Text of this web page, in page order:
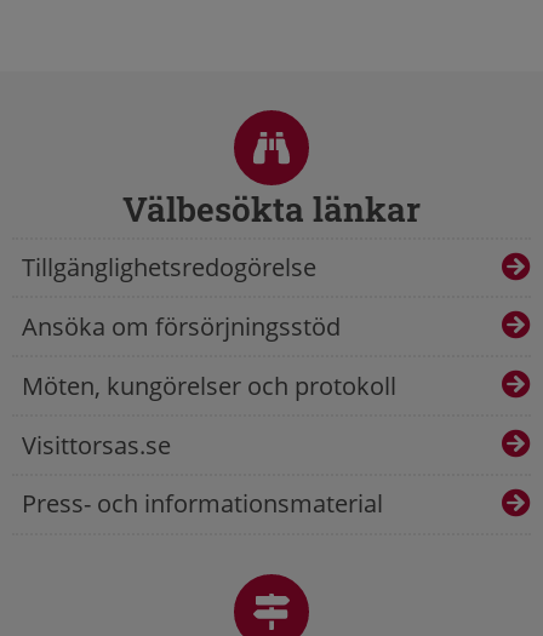
Välbesökta länkar
Tillgänglighetsredogörelse
Ansöka om försörjningsstöd
Möten, kungörelser och protokoll
Visittorsas.se
Press- och informationsmaterial